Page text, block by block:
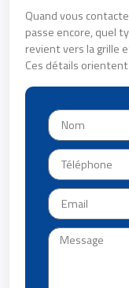
Quand vous
passe encore, quel
revient vers la grille
Ces détails